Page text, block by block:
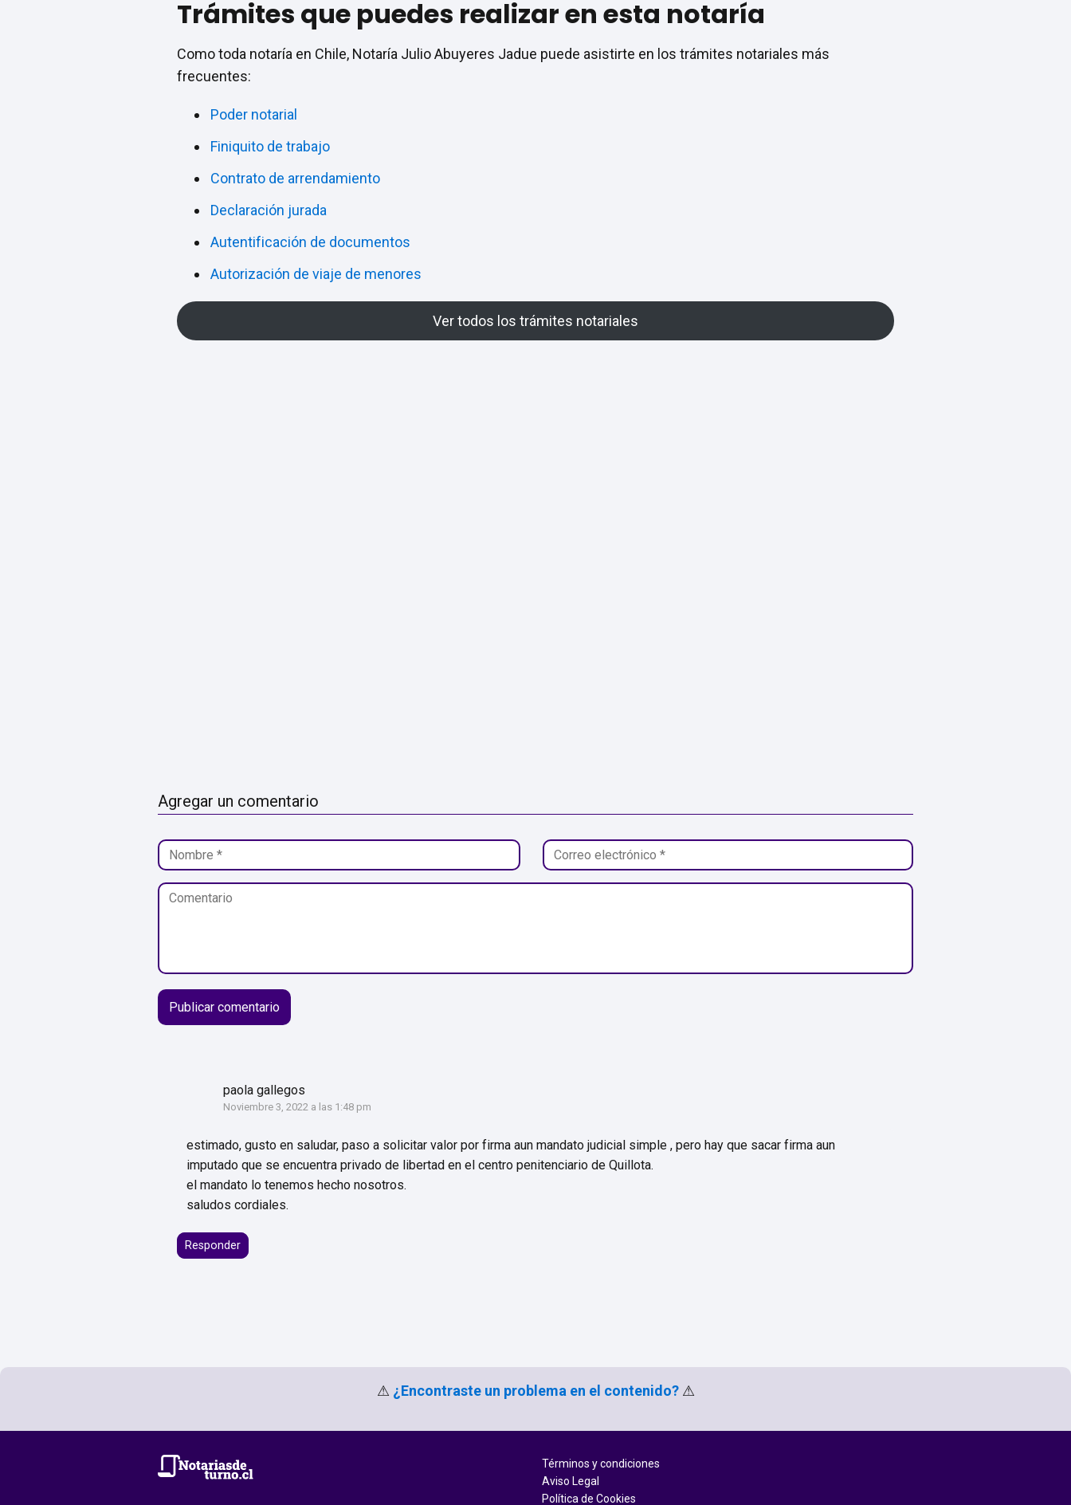
Trámites que puedes realizar en esta notaría
Como toda notaría en Chile, Notaría Julio Abuyeres Jadue puede asistirte en los trámites notariales más
frecuentes:
Poder notarial
Finiquito de trabajo
Contrato de arrendamiento
Declaración jurada
Autentificación de documentos
Autorización de viaje de menores
Ver todos los trámites notariales
paola gallegos
Noviembre 3, 2022 a las 1:48 pm
estimado, gusto en saludar, paso a solicitar valor por firma aun mandato judicial simple , pero hay que sacar firma aun
imputado que se encuentra privado de libertad en el centro penitenciario de Quillota.
el mandato lo tenemos hecho nosotros.
saludos cordiales.
Responder
Agregar un comentario
⚠ ¿Encontraste un problema en el contenido? ⚠
Términos y condiciones
Aviso Legal
Política de Cookies